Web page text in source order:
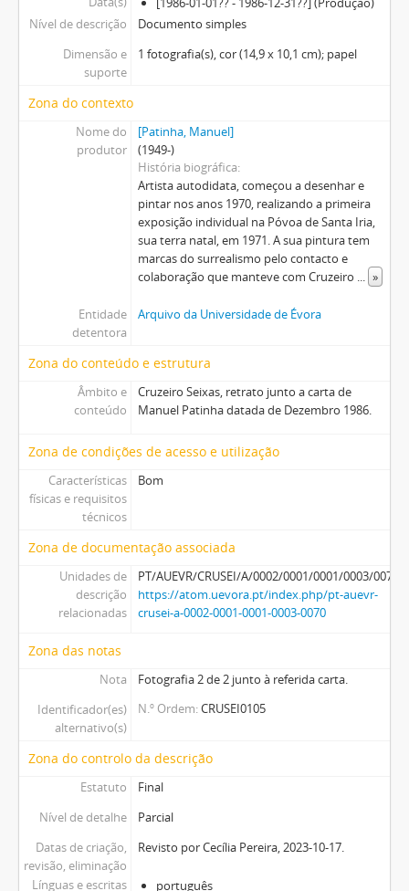
Nível de descrição
Documento simples
Dimensão e
suporte
1 fotografia(s), cor (14,9 x 10,1 cm); papel
Zona do contexto
Nome do
produtor
[Patinha, Manuel]
(1949-)
História biográfica
Artista autodidata, começou a desenhar e
pintar nos anos 1970, realizando a primeira
exposição individual na Póvoa de Santa Iria,
sua terra natal, em 1971. A sua pintura tem
marcas do surrealismo pelo contacto e
colaboração que manteve com Cruzeiro ... »
Entidade
detentora
Arquivo da Universidade de Évora
Zona do conteúdo e estrutura
Âmbito e
conteúdo
Cruzeiro Seixas, retrato junto a carta de
Manuel Patinha datada de Dezembro 1986.
Zona de condições de acesso e utilização
Características
físicas e requisitos
técnicos
Bom
Zona de documentação associada
Unidades de
descrição
relacionadas
PT/AUEVR/CRUSEI/A/0002/0001/0001/0003/0070
https://atom.uevora.pt/index.php/pt-auevr-
crusei-a-0002-0001-0001-0003-0070
Zona das notas
Nota
Fotografia 2 de 2 junto à referida carta.
Identificador(es)
alternativo(s)
N.º Ordem CRUSEI0105
Zona do controlo da descrição
Estatuto
Final
Nível de detalhe
Parcial
Datas de criação,
revisão, eliminação
Revisto por Cecília Pereira, 2023-10-17.
Línguas e escritas
português